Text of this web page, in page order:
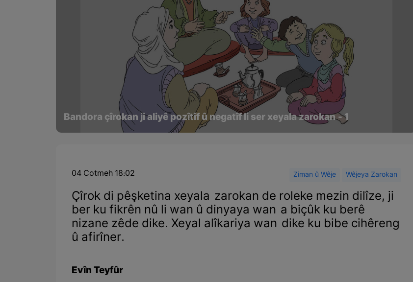
Bandora çîrokan ji aliyê pozîtîf û negatîf li ser xeyala zarokan - 1
04 Cotmeh 18:02 Ziman û Wêje Wêjeya Zarokan
Çîrok di pêşketina xeyala zarokan de roleke mezin dilîze, ji
ber ku fikrên nû li wan û dinyaya wan a biçûk ku berê
nizane zêde dike. Xeyal alîkariya wan dike ku bibe cihêreng
û afirîner.
Evîn Teyfûr